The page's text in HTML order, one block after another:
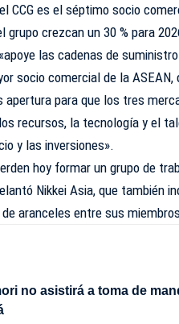
CCG es el séptimo socio
crezcan un 30 % para
las cadenas de
socio comercial de la
para que los tres
recursos, la tecnología y el
y las inversiones».
hoy formar un grupo de
Nikkei Asia, que también
aranceles entre sus
no asistirá a toma de